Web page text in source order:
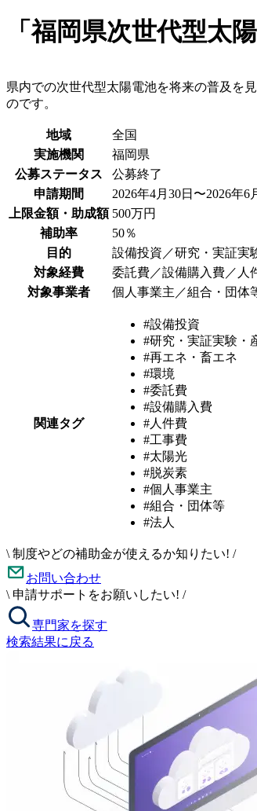
「福岡県次世代型太
県内での次世代型太陽電池を将来の普及を
のです。
地域
全国
実施機関
福岡県
公募ステータス
公募終了
申請期間
2026年4月30日〜2026年6
上限金額・助成額 500万円
補助率
50％
目的
設備投資／研究・実証実
対象経費
委託費／設備購入費／人
対象事業者
個人事業主／組合・団体
関連タグ
#設備投資
#研究・実証実験・
#再エネ・畜エネ
#環境
#委託費
#設備購入費
#人件費
#工事費
#太陽光
#脱炭素
#個人事業主
#組合・団体等
#法人
\ 制度やどの補助金が使えるか知りたい! /
お問い合わせ
\ 申請サポートをお願いしたい! /
専門家を探す
検索結果に戻る